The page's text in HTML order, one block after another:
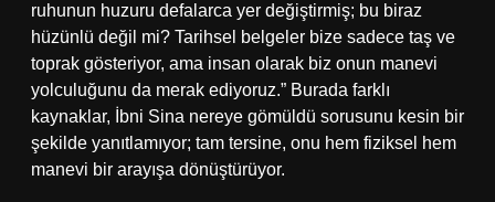
ruhunun huzuru defalarca yer değiştirmiş; bu biraz
hüzünlü değil mi? Tarihsel belgeler bize sadece taş ve
toprak gösteriyor, ama insan olarak biz onun manevi
yolculuğunu da merak ediyoruz.” Burada farklı
kaynaklar, İbni Sina nereye gömüldü sorusunu kesin bir
şekilde yanıtlamıyor; tam tersine, onu hem fiziksel hem
manevi bir arayışa dönüştürüyor.